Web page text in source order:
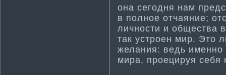
она сегодня нам
в полное отчаяние;
личности­ и общества
так устроен мир. Это
желания: ведь именно
мира, проецируя себя